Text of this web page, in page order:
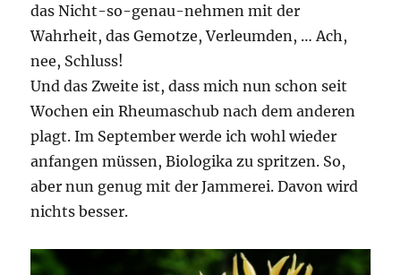
das Nicht-so-genau-nehmen mit der
Wahrheit, das Gemotze, Verleumden, … Ach,
nee, Schluss!
Und das Zweite ist, dass mich nun schon seit
Wochen ein Rheumaschub nach dem anderen
plagt. Im September werde ich wohl wieder
anfangen müssen, Biologika zu spritzen. So,
aber nun genug mit der Jammerei. Davon wird
nichts besser.